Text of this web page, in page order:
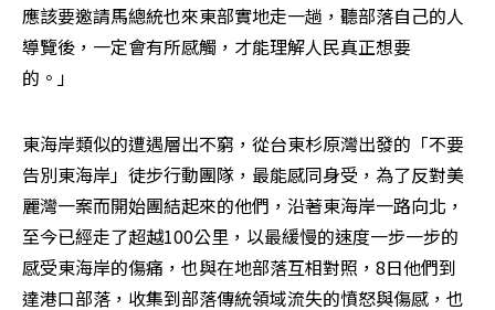
應該要邀請馬總統也來東部實地走一趟，聽部落自己的人
導覽後，一定會有所感觸，才能理解人民真正想要
的。」
東海岸類似的遭遇層出不窮，從台東杉原灣出發的「不要
告別東海岸」徒步行動團隊，最能感同身受，為了反對美
麗灣一案而開始團結起來的他們，沿著東海岸一路向北，
至今已經走了超越100公里，以最緩慢的速度一步一步的
感受東海岸的傷痛，也與在地部落互相對照，8日他們到
達港口部落，收集到部落傳統領域流失的憤怒與傷感，也